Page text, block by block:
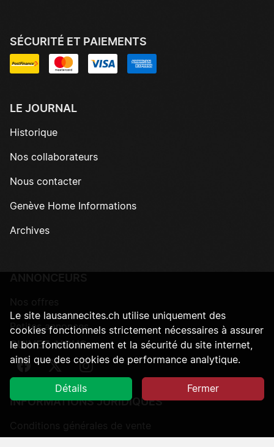
SÉCURITÉ ET PAIEMENTS
LE JOURNAL
Historique
Nos collaborateurs
Nous contacter
Genève Home Informations
Archives
Petites annonces
SUIVEZ-NOUS
Suivez-nous sur Facebook
Suivez-nous sur Twitter
Suivez-nous sur Instagram
INFORMATIONS JURIDIQUES
Le site lausannecites.ch utilise uniquement des
cookies fonctionnels strictement nécessaires à assurer
le bon fonctionnement et la sécurité du site internet,
ainsi que des cookies de performance analytique.
Détails Fermer